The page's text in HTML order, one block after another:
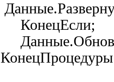
КонецПроцедуры